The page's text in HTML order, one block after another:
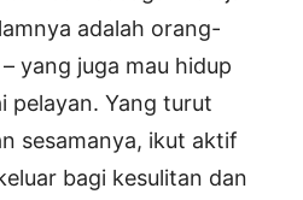
adalah orang-
yang juga mau hidup
pelayan. Yang turut
sesamanya, ikut aktif
bagi kesulitan dan